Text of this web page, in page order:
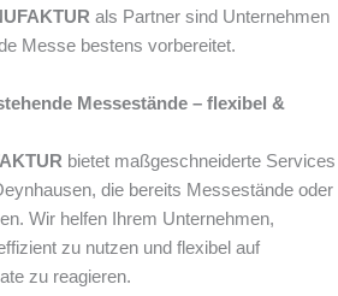
als Partner sind Unternehmen
Messe bestens vorbereitet.
Messestände – flexibel &
bietet maßgeschneiderte Services
die bereits Messestände oder
Wir helfen Ihrem Unternehmen,
zu nutzen und flexibel auf
zu reagieren.